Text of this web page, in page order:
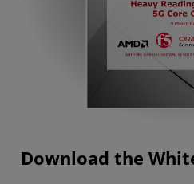
Download the